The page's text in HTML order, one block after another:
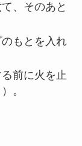
、そのあと
もとを入れ
前に火を止
。